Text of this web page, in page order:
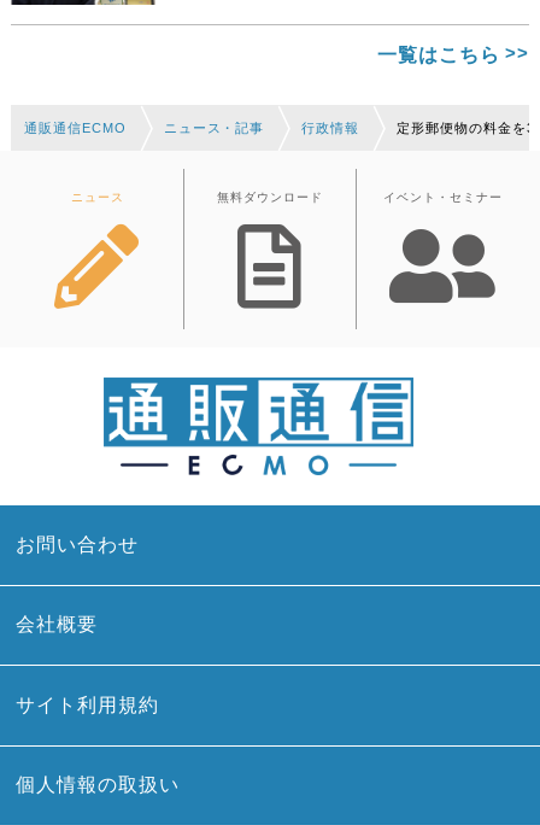
一覧はこちら
通販通信ECMO ニュース・記事 行政情報 定形郵便物の料金を
ニュース 無料ダウンロード イベント・セミナー
お問い合わせ
会社概要
サイト利用規約
個人情報の取扱い